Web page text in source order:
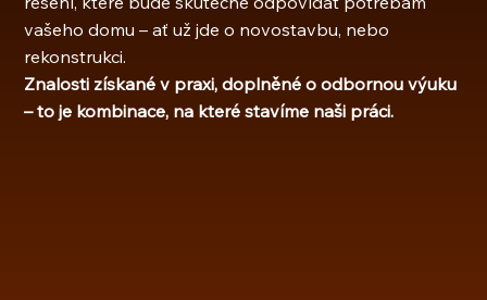
vašeho domu – ať už jde o novostavbu, nebo
rekonstrukci.
Znalosti získané v praxi, doplněné o odbornou výuku
– to je kombinace, na které stavíme naši práci.